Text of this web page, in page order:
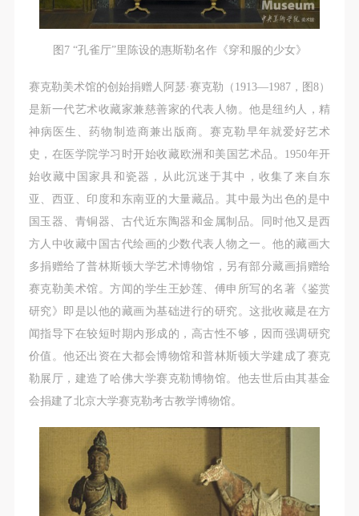
图7 “孔雀厅”里陈设的惠斯勒名作《穿和服的少女》
赛克勒美术馆的创始捐赠人阿瑟·赛克勒（1913—1987，图8）
是新一代艺术收藏家兼慈善家的代表人物。他是纽约人，精
神病医生、药物制造商兼出版商。赛克勒早年就爱好艺术
史，在医学院学习时开始收藏欧洲和美国艺术品。1950年开
始收藏中国家具和瓷器，从此沉迷于其中，收集了来自东
亚、西亚、印度和东南亚的大量藏品。其中最为出色的是中
国玉器、青铜器、古代近东陶器和金属制品。同时他又是西
方人中收藏中国古代绘画的少数代表人物之一。他的藏画大
多捐赠给了普林斯顿大学艺术博物馆，另有部分藏画捐赠给
赛克勒美术馆。方闻的学生王妙莲、傅申所写的名著《鉴赏
研究》即是以他的藏画为基础进行的研究。这批收藏是在方
闻指导下在较短时期内形成的，高古性不够，因而强调研究
价值。他还出资在大都会博物馆和普林斯顿大学建成了赛克
勒展厅，建造了哈佛大学赛克勒博物馆。他去世后由其基金
会捐建了北京大学赛克勒考古教学博物馆。
验证码
登录
可使用雅昌艺术网会员账户登录